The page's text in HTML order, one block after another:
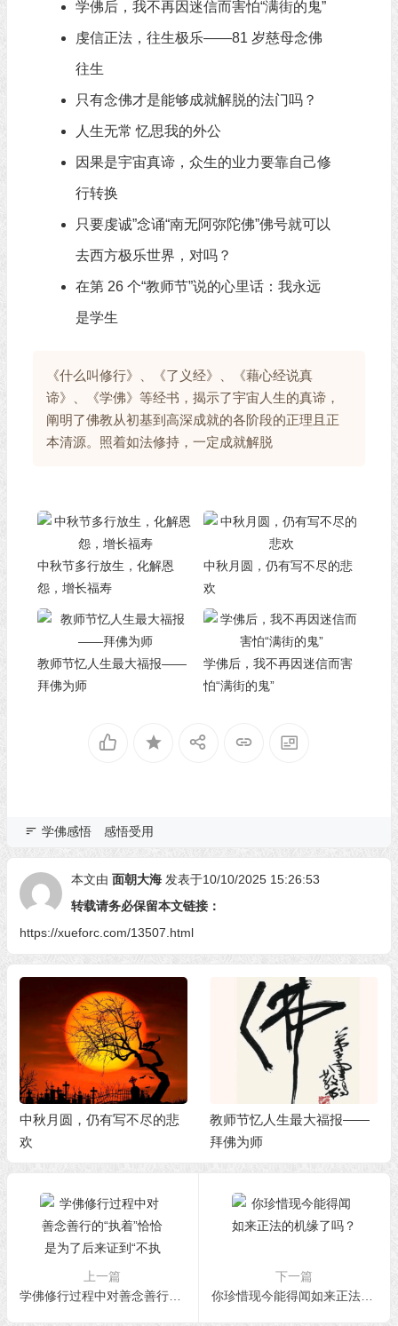
学佛后，我不再因迷信而害怕“满街的鬼”
虔信正法，往生极乐——81 岁慈母念佛
往生
只有念佛才是能够成就解脱的法门吗？
人生无常 忆思我的外公
因果是宇宙真谛，众生的业力要靠自己修
行转换
只要虔诚”念诵“南无阿弥陀佛”佛号就可以
去西方极乐世界，对吗？
在第 26 个“教师节”说的心里话：我永远
是学生
《什么叫修行》、《了义经》、《藉心经说真
谛》、《学佛》等经书，揭示了宇宙人生的真谛，
阐明了佛教从初基到高深成就的各阶段的正理且正
本清源。照着如法修持，一定成就解脱
中秋节多行放生，化解恩
怨，增长福寿
中秋月圆，仍有写不尽的悲
欢
教师节忆人生最大福报——
拜佛为师
学佛后，我不再因迷信而害
怕“满街的鬼”
学佛感悟 感悟受用
本文由 面朝大海 发表于10/10/2025 15:26:53
转载请务必保留本文链接：
https://xueforc.com/13507.html
中秋月圆，仍有写不尽的悲
欢
教师节忆人生最大福报——
拜佛为师
上一篇
学佛修行过程中对善念善行的“执着”恰恰是为了后来证到“不执着”而铺垫
下一篇
你珍惜现今能得闻如来正法的机缘了吗？